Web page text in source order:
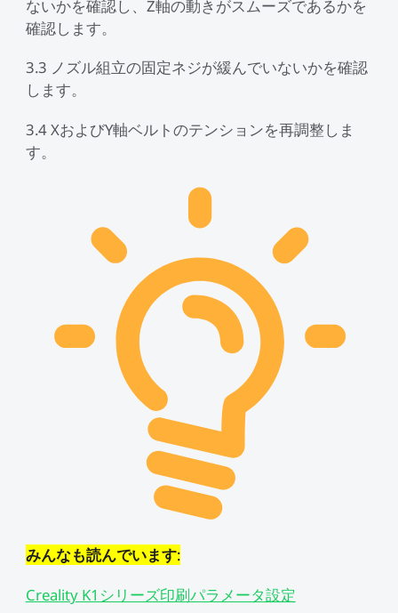
ないかを確認し、Z軸の動きがスムーズであるかを
確認します。
3.3 ノズル組立の固定ネジが緩んでいないかを確認
します。
3.4 XおよびY軸ベルトのテンションを再調整しま
す。
みんなも読んでいます:
Creality K1シリーズ印刷パラメータ設定